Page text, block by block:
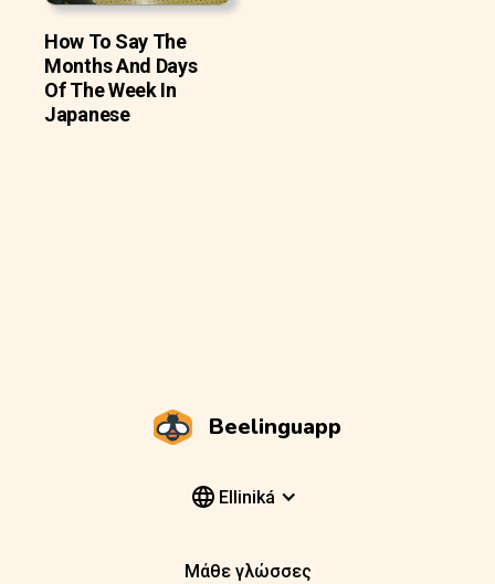
How To Say The
Months And Days
Of The Week In
Japanese
Beelinguapp
Elliniká
Μάθε γλώσσες